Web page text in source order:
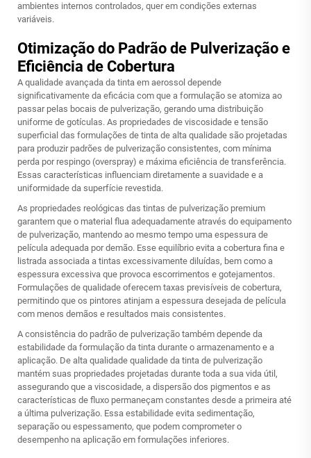
ambientes internos controlados, quer em condições externas
variáveis.
Otimização do Padrão de Pulverização e
Eficiência de Cobertura
A qualidade avançada da tinta em aerossol depende
significativamente da eficácia com que a formulação se atomiza ao
passar pelas bocais de pulverização, gerando uma distribuição
uniforme de gotículas. As propriedades de viscosidade e tensão
superficial das formulações de tinta de alta qualidade são projetadas
para produzir padrões de pulverização consistentes, com mínima
perda por respingo (overspray) e máxima eficiência de transferência.
Essas características influenciam diretamente a suavidade e a
uniformidade da superfície revestida.
As propriedades reológicas das tintas de pulverização premium
garantem que o material flua adequadamente através do equipamento
de pulverização, mantendo ao mesmo tempo uma espessura de
película adequada por demão. Esse equilíbrio evita a cobertura fina e
listrada associada a tintas excessivamente diluídas, bem como a
espessura excessiva que provoca escorrimentos e gotejamentos.
Formulações de qualidade oferecem taxas previsíveis de cobertura,
permitindo que os pintores atinjam a espessura desejada de película
com menos demãos e resultados mais consistentes.
A consistência do padrão de pulverização também depende da
estabilidade da formulação da tinta durante o armazenamento e a
aplicação. De alta qualidade qualidade da tinta de pulverização
mantém suas propriedades projetadas durante toda a sua vida útil,
assegurando que a viscosidade, a dispersão dos pigmentos e as
características de fluxo permaneçam constantes desde a primeira até
a última pulverização. Essa estabilidade evita sedimentação,
separação ou espessamento, que podem comprometer o
desempenho na aplicação em formulações inferiores.